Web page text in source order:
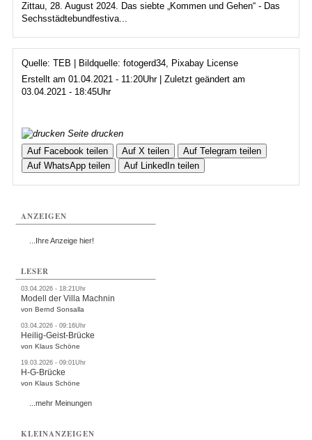
Zittau, 28. August 2024. Das siebte „Kommen und Gehen“ - Das
Sechsstädtebundfestiva...
Quelle: TEB | Bildquelle: fotogerd34, Pixabay License
Erstellt am 01.04.2021 - 11:20Uhr | Zuletzt geändert am
03.04.2021 - 18:45Uhr
Seite drucken
Auf Facebook teilen
Auf X teilen
Auf Telegram teilen
Auf WhatsApp teilen
Auf LinkedIn teilen
ANZEIGEN
...Ihre Anzeige hier!
LESER
03.04.2026 - 18:21Uhr
Modell der Villa Machnin
von Bernd Sonsalla
03.04.2026 - 09:16Uhr
Heilig-Geist-Brücke
von Klaus Schöne
19.03.2026 - 09:01Uhr
H-G-Brücke
von Klaus Schöne
...mehr Meinungen
KLEINANZEIGEN